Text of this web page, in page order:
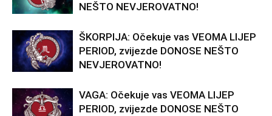
NEŠTO NEVJEROVATNO!
ŠKORPIJA: Očekuje vas VEOMA LIJEP
PERIOD, zvijezde DONOSE NEŠTO
NEVJEROVATNO!
VAGA: Očekuje vas VEOMA LIJEP
PERIOD, zvijezde DONOSE NEŠTO